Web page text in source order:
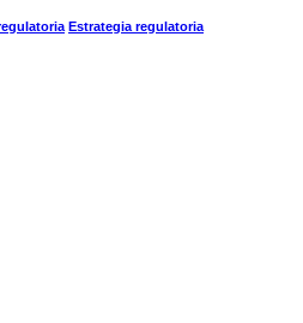
Estrategia regulatoria